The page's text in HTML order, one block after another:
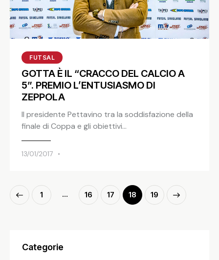
FUTSAL
GOTTA È IL “CRACCO DEL CALCIO A
5”. PREMIO L’ENTUSIASMO DI
ZEPPOLA
Il presidente Pettavino tra la soddisfazione della
finale di Coppa e gli obiettivi…
13/01/2017
1 … 16 17 18 19
>
Categorie